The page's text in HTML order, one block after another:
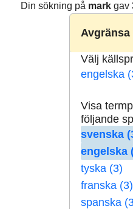
Din sökning på markgav
Välj
engelska
Visa
följande
svenska
engelska
tyska (3)
franska (3)
spanska